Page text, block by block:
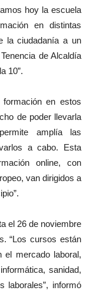
hoy la escuela
en distintas
la ciudadanía a un
de Alcaldía
10”.
en estos
de poder llevarla
amplía las
a cabo. Esta
online, con
van dirigidos a
el 26 de noviembre
“Los cursos están
el mercado laboral,
sanidad,
laborales”, informó